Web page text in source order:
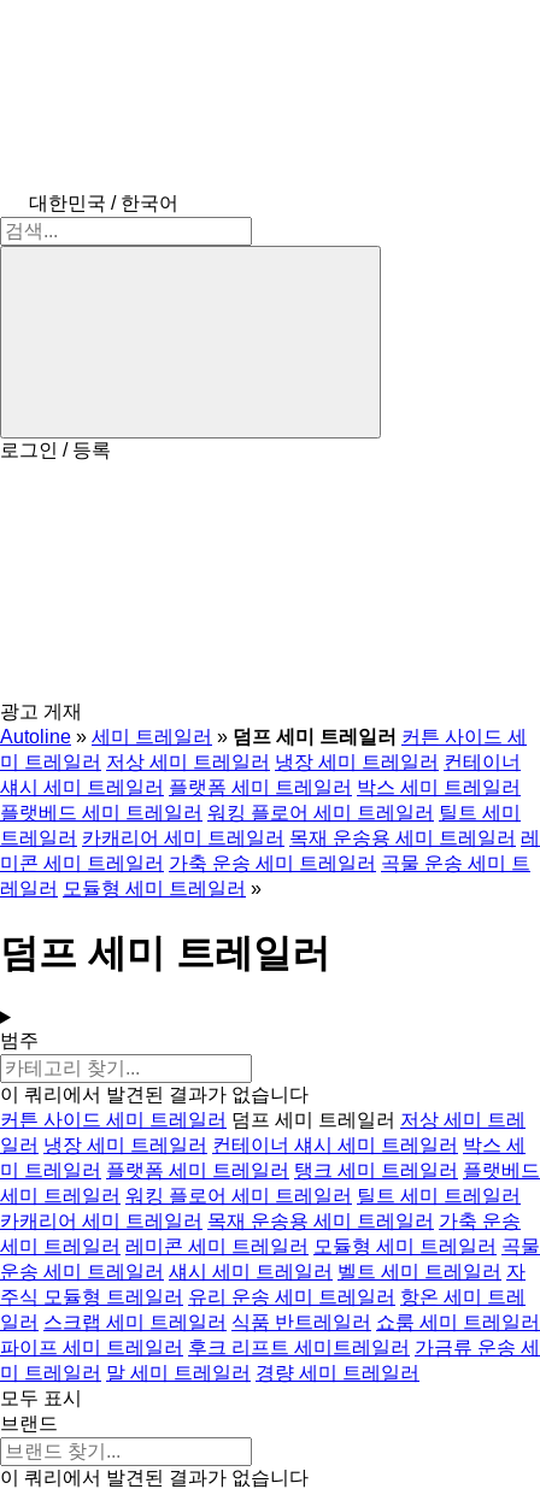
대한민국 / 한국어
로그인 / 등록
광고 게재
Autoline » 세미 트레일러 » 덤프 세미 트레일러 커튼 사이드 세
미 트레일러 저상 세미 트레일러 냉장 세미 트레일러 컨테이너
섀시 세미 트레일러 플랫폼 세미 트레일러 박스 세미 트레일러
플랫베드 세미 트레일러 워킹 플로어 세미 트레일러 틸트 세미
트레일러 카캐리어 세미 트레일러 목재 운송용 세미 트레일러 레
미콘 세미 트레일러 가축 운송 세미 트레일러 곡물 운송 세미 트
레일러 모듈형 세미 트레일러 »
덤프 세미 트레일러
범주
이 쿼리에서 발견된 결과가 없습니다
커튼 사이드 세미 트레일러 덤프 세미 트레일러 저상 세미 트레
일러 냉장 세미 트레일러 컨테이너 섀시 세미 트레일러 박스 세
미 트레일러 플랫폼 세미 트레일러 탱크 세미 트레일러 플랫베드
세미 트레일러 워킹 플로어 세미 트레일러 틸트 세미 트레일러
카캐리어 세미 트레일러 목재 운송용 세미 트레일러 가축 운송
세미 트레일러 레미콘 세미 트레일러 모듈형 세미 트레일러 곡물
운송 세미 트레일러 섀시 세미 트레일러 벨트 세미 트레일러 자
주식 모듈형 트레일러 유리 운송 세미 트레일러 항온 세미 트레
일러 스크랩 세미 트레일러 식품 반트레일러 쇼룸 세미 트레일러
파이프 세미 트레일러 후크 리프트 세미트레일러 가금류 운송 세
미 트레일러 말 세미 트레일러 경량 세미 트레일러
모두 표시
브랜드
이 쿼리에서 발견된 결과가 없습니다